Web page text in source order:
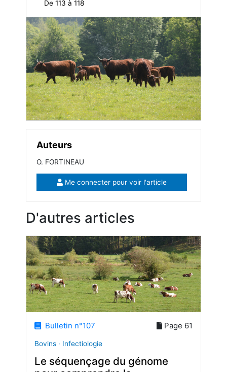
De 113 à 118
Auteurs
O. FORTINEAU
Me connecter pour voir l'article
D'autres articles
Bulletin n°107 Page 61
Bovins · Infectiologie
Le séquençage du génome